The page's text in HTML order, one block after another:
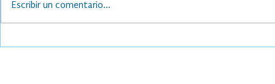
LIBRO
AULAS
Escribir un comentario...